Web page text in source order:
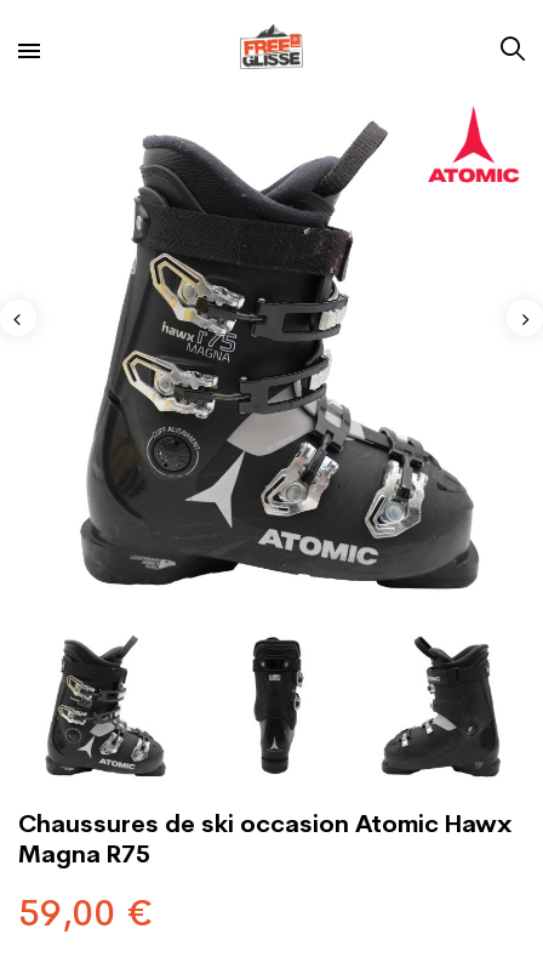
Chaussures de ski occasion Atomic Hawx
Magna R75
59,00 €